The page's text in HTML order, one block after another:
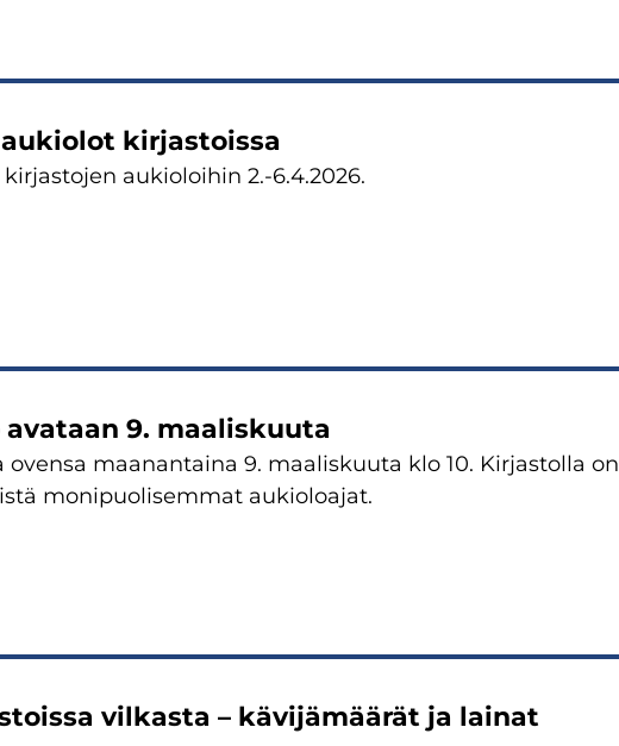
kirjastoissa
aukioloihin 2.-6.4.2026.
9. maaliskuuta
ovensa maanantaina 9. maaliskuuta klo 10. Kirjastolla on
monipuolisemmat aukioloajat.
vilkasta – kävijämäärät ja lainat